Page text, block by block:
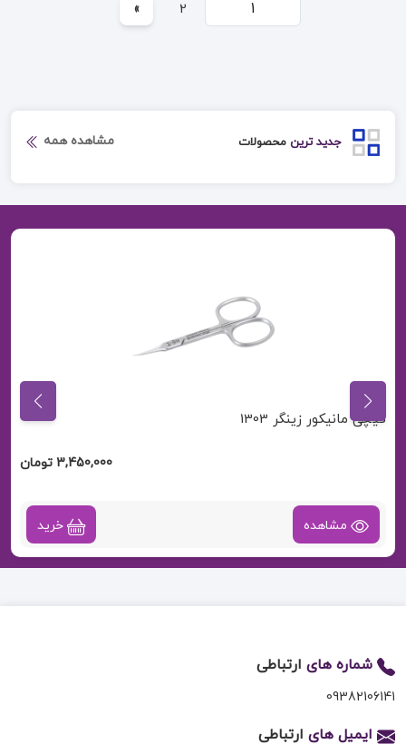
2
»
جدید ترین محصولات مشاهده همه
قیچی مانیکور زینگر 1303
3,450,000 تومان
مشاهده خرید
شماره های ارتباطی
09382106141
ایمیل های ارتباطی